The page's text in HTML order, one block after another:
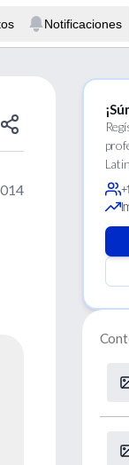
Notificaciones